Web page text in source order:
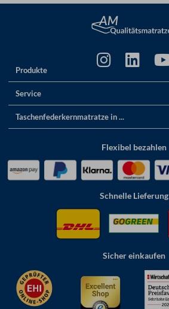
Produkte
Service
Taschenfederkernmatratze in ...
Flexibel bezahlen
Schnelle Lieferung
Sicher einkaufen